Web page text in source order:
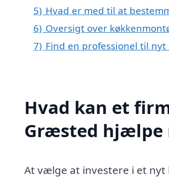
5) Hvad er med til at
6) Oversigt over
7) Find en professionel til
Hvad kan et
Græsted hjælpe
At vælge at investere i et